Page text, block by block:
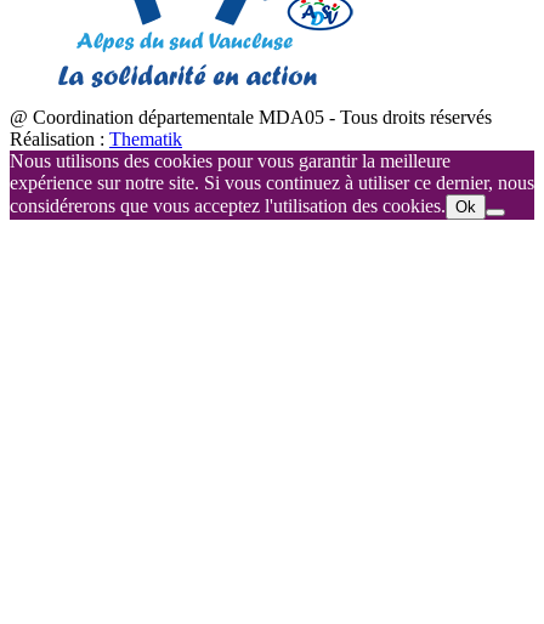
@ Coordination départementale MDA05 - Tous droits réservés
Réalisation : Thematik
Nous utilisons des cookies pour vous garantir la meilleure
expérience sur notre site. Si vous continuez à utiliser ce dernier, nous
considérerons que vous acceptez l'utilisation des cookies. Ok